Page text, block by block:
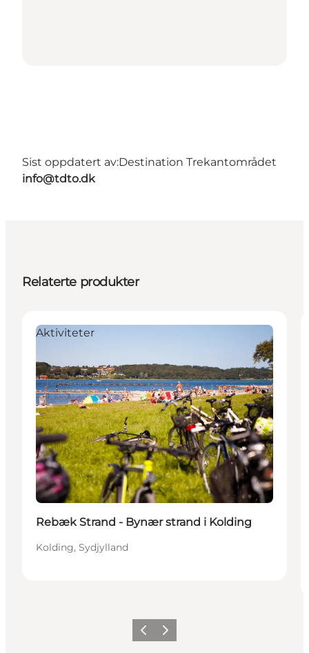
Sist oppdatert av:Destination Trekantområdet
info@tdto.dk
Relaterte produkter
Aktiviteter
Rebæk Strand - Bynær strand i Kolding
Kolding, Sydjylland
ForrigeNeste